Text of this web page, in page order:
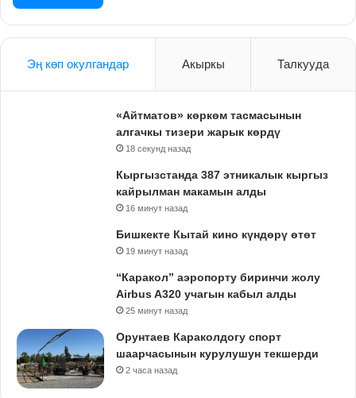
Эң көп окулгандар Акыркы Талкууда
«Айтматов» көркөм тасмасынын
алгачкы тизери жарык көрдү
18 секунд назад
Кыргызстанда 387 этникалык кыргыз
кайрылман макамын алды
16 минут назад
Бишкекте Кытай кино күндөрү өтөт
19 минут назад
“Каракол” аэропорту биринчи жолу
Airbus A320 учагын кабыл алды
25 минут назад
Орунтаев Караколдогу спорт
шаарчасынын курулушун текшерди
2 часа назад